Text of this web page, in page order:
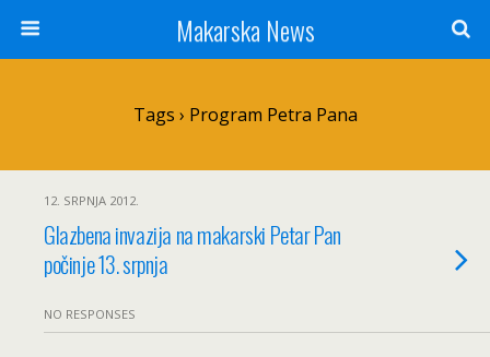
Makarska News
Tags › Program Petra Pana
12. SRPNJA 2012.
Glazbena invazija na makarski Petar Pan
počinje 13. srpnja
NO RESPONSES